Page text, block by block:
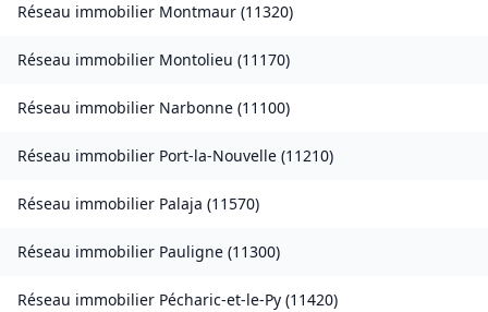
Réseau immobilier Montmaur (11320)
Réseau immobilier Montolieu (11170)
Réseau immobilier Narbonne (11100)
Réseau immobilier Port-la-Nouvelle (11210)
Réseau immobilier Palaja (11570)
Réseau immobilier Pauligne (11300)
Réseau immobilier Pécharic-et-le-Py (11420)